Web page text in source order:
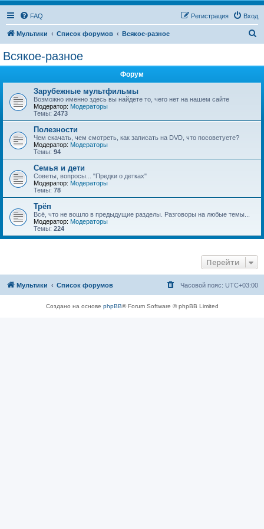
FAQ Вход
Регистрация
Мультики Список форумов Всякое-разное
Всякое-разное
Форум
Зарубежные мультфильмы
Возможно именно здесь вы найдете то, чего нет на нашем сайте
Модератор: Модераторы
Темы: 2473
Полезности
Чем скачать, чем смотреть, как записать на DVD, что посоветуете?
Модератор: Модераторы
Темы: 94
Семья и дети
Советы, вопросы... "Предки о детках"
Модератор: Модераторы
Темы: 78
Трёп
Всё, что не вошло в предыдущие разделы. Разговоры на любые темы...
Модератор: Модераторы
Темы: 224
Перейти
Мультики Список форумов Часовой пояс: UTC+03:00
Создано на основе phpBB® Forum Software © phpBB Limited